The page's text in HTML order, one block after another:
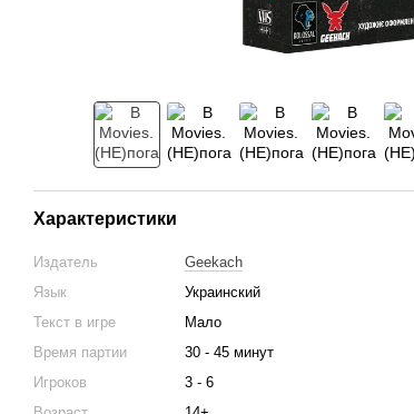
Характеристики
Издатель
Geekach
Язык
Украинский
Текст в игре
Мало
Время партии
30 - 45 минут
Игроков
3 - 6